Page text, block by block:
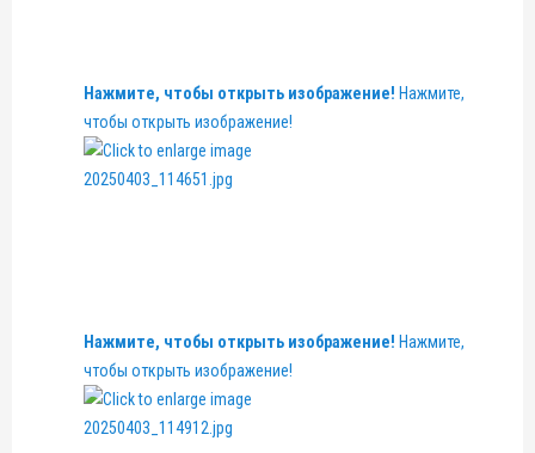
Нажмите, чтобы открыть изображение! Нажмите,
чтобы открыть изображение!
Нажмите, чтобы открыть изображение! Нажмите,
чтобы открыть изображение!